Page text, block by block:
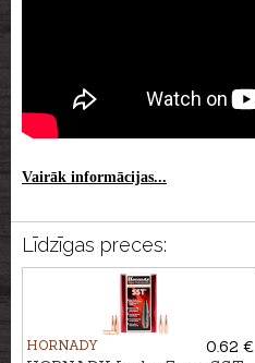
Vairāk informācijas...
Līdzīgas preces:
HORNADY
0.62 €